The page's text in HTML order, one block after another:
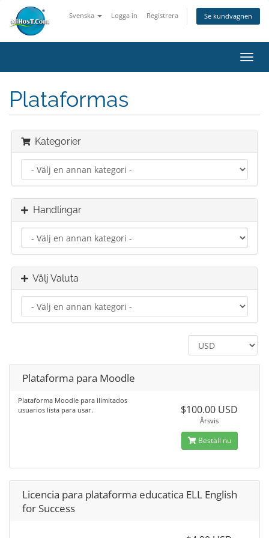
Svenska Logga in Registrera Se kundvagnen
Växla
Plataformas
Kategorier
Handlingar
Välj Valuta
Plataforma para Moodle
Plataforma Moodle para ilimitados
usuarios lista para usar.
$100.00 USD
Årsvis
Beställ nu
Licencia para plataforma educatica ELL English
for Success